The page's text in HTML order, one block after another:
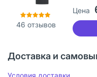
46 отзывов
Цена
Доставка и
Условия доставки